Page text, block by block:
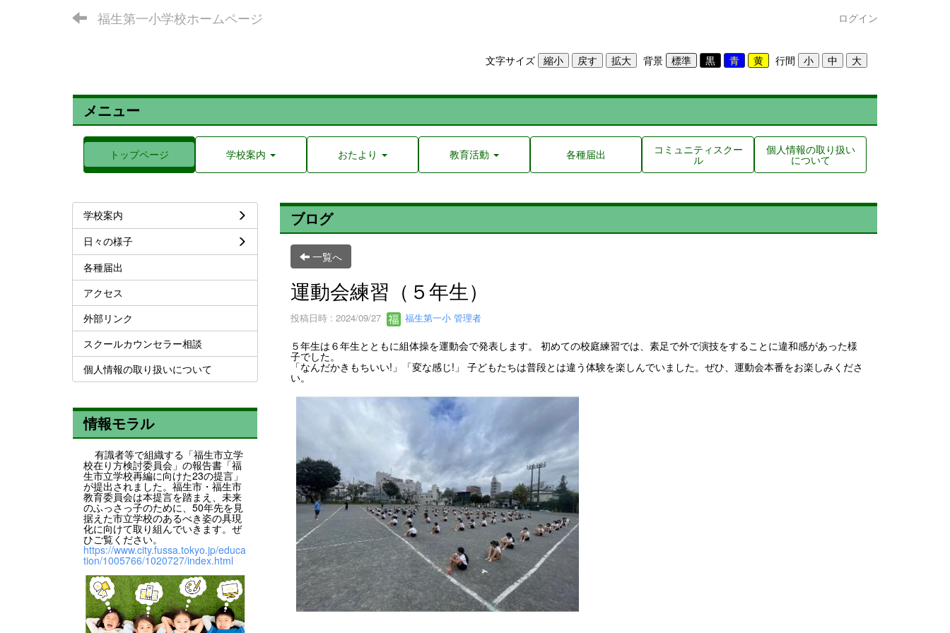
福生第一小学校ホームページ ログイン
文字サイズ 背景 行間
メニュー
トップページ 学校案内 おたより 教育活動 各種届出 コミュニティスクー
ル
個人情報の取り扱い
について
ブログ
一覧へ
運動会練習（５年生）
投稿日時 : 2024/09/27 福生第一小 管理者
５年生は６年生とともに組体操を運動会で発表します。 初めての校庭練習では、素足で外で演技をすることに違和感があった様
子でした。
「なんだかきもちいい!」「変な感じ!」 子どもたちは普段とは違う体験を楽しんでいました。ぜひ、運動会本番をお楽しみくださ
い。
学校案内
日々の様子
各種届出
アクセス
外部リンク
スクールカウンセラー相談
個人情報の取り扱いについて
情報モラル
有識者等で組織する「福生市立学
校在り方検討委員会」の報告書「福
生市立学校再編に向けた23の提言」
が提出されました。福生市・福生市
教育委員会は本提言を踏まえ、未来
のふっさっ子のために、50年先を見
据えた市立学校のあるべき姿の具現
化に向けて取り組んでいきます。ぜ
ひご覧ください。
https://www.city.fussa.tokyo.jp/educa
tion/1005766/1020727/index.html